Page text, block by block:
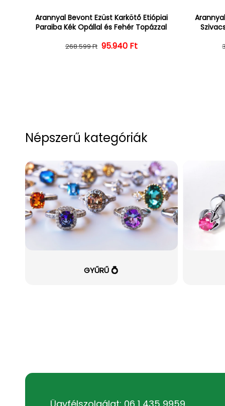
Arannyal Bevont Ezüst Karkötő Etiópiai
Paraiba Kék Opállal és Fehér Topázzal
Normál ár
268.599 Ft Kedvezményes ár
95.940 Ft
Népszerű kategóriák
GYŰRŰ 💍